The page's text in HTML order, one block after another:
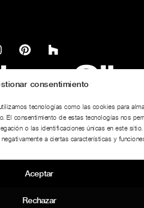
consentimiento
tecnologías como las cookies para
El consentimiento de estas tecnologías nos
o las identificaciones únicas en este
a ciertas características y
Aceptar
Rechazar